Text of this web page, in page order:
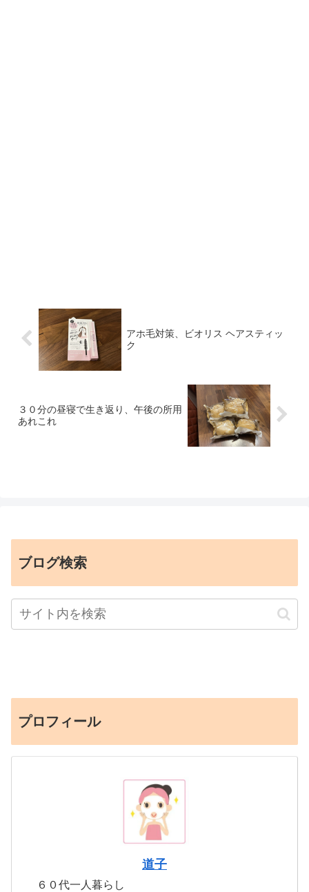
アホ毛対策、ビオリス ヘアスティッ
ク
３０分の昼寝で生き返り、午後の所用
あれこれ
ブログ検索
プロフィール
道子
６０代一人暮らし